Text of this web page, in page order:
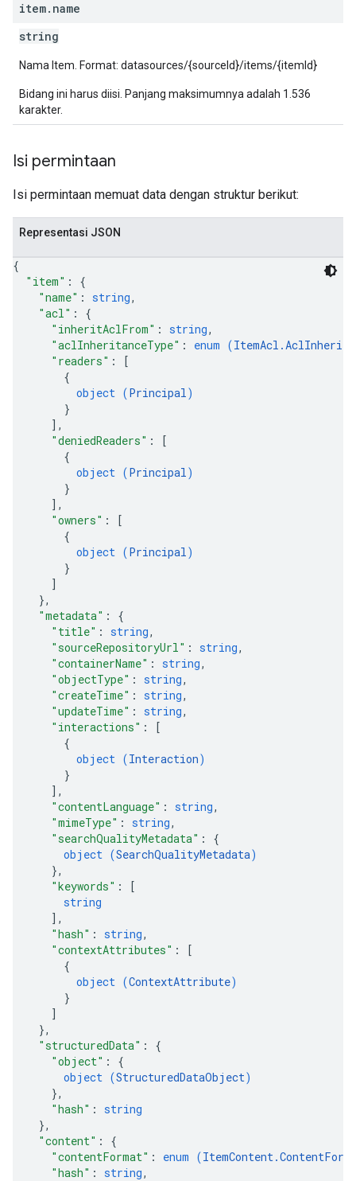
item. name
string
Nama Item. Format: datasources/{sourceId}/items/{itemId}
Bidang ini harus diisi. Panjang maksimumnya adalah 1.536
karakter.
Isi permintaan
Isi permintaan memuat data dengan struktur berikut:
Representasi JSON
{
"item" : {
"name" : string,
"acl" : {
"inheritAclFrom" : string,
"aclInheritanceType" : enum (
"readers" :
[
{
object (Principal)
}
] ,
"deniedReaders" :
[
{
object (Principal)
}
] ,
"owners" :
[
{
object (Principal)
}
]
},
"metadata" : {
"title" : string,
"sourceRepositoryUrl" : string,
"containerName" : string,
"objectType" : string,
"createTime" : string,
"updateTime" : string,
"interactions" :
[
{
object (Interaction)
}
] ,
"contentLanguage" : string,
"mimeType" : string,
"searchQualityMetadata" : {
object (SearchQualityMetadata)
},
"keywords" :
[
string
] ,
"hash" : string,
"contextAttributes" :
[
{
object (ContextAttribute)
}
]
},
"structuredData" : {
"object" : {
object (StructuredDataObject)
},
"hash" : string
},
"content" : {
"contentFormat" : enum (
"hash" : string,